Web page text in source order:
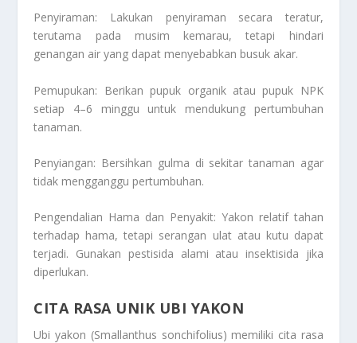
Penyiraman: Lakukan penyiraman secara teratur,
terutama pada musim kemarau, tetapi hindari
genangan air yang dapat menyebabkan busuk akar.
Pemupukan: Berikan pupuk organik atau pupuk NPK
setiap 4–6 minggu untuk mendukung pertumbuhan
tanaman.
Penyiangan: Bersihkan gulma di sekitar tanaman agar
tidak mengganggu pertumbuhan.
Pengendalian Hama dan Penyakit: Yakon relatif tahan
terhadap hama, tetapi serangan ulat atau kutu dapat
terjadi. Gunakan pestisida alami atau insektisida jika
diperlukan.
CITA RASA UNIK UBI YAKON
Ubi yakon (Smallanthus sonchifolius) memiliki cita rasa